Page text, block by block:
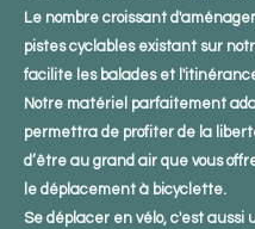
Le nombre croissant
pistes cyclables existant sur
facilite les balades et
Notre matériel parfaitement
permettra de profiter de la
d’être au grand air que vous
le déplacement à bicyclette.
Se déplacer en vélo, c'est aussi